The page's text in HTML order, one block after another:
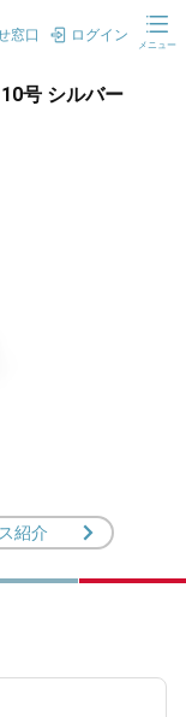
窓口 ログイン
メニュー
号 シルバー
紹介